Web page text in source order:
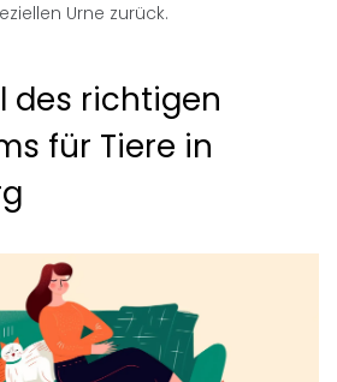
Urne zurück.
des richtigen
für Tiere in